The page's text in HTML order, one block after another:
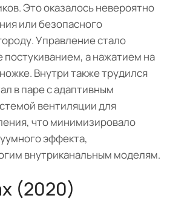
Это оказалось невероятно
или безопасного
Управление стало
постукиванием, а нажатием на
Внутри также трудился
в паре с адаптивным
вентиляции для
что минимизировало
эффекта,
внутриканальным моделям.
(2020)